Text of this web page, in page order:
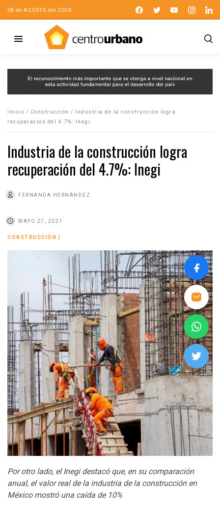
08 de AGOSTO del 2026
Inicio / Construcción /
Industria de la construcción logra
recuperación del 4.7%: Inegi
Industria de la construcción logra
recuperación del 4.7%: Inegi
FERNANDA HERNÁNDEZ
MAYO 27, 2021
CONSTRUCCIÓN
Por otro lado, el Inegi destacó que, en su comparación
anual, el valor real de la industria de la construcción en
México mostró una caída de 10%